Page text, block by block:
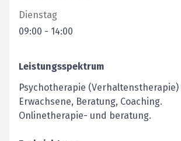
Dienstag
09:00 - 14:00
Leistungsspektrum
Psychotherapie
Erwachsene, Beratung, Coaching.
Onlinetherapie- und beratung.